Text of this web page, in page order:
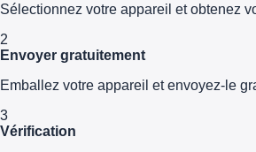
Sélectionnez votre appareil et obtenez
2
Envoyer gratuitement
Emballez votre appareil et envoyez-le
3
Vérification